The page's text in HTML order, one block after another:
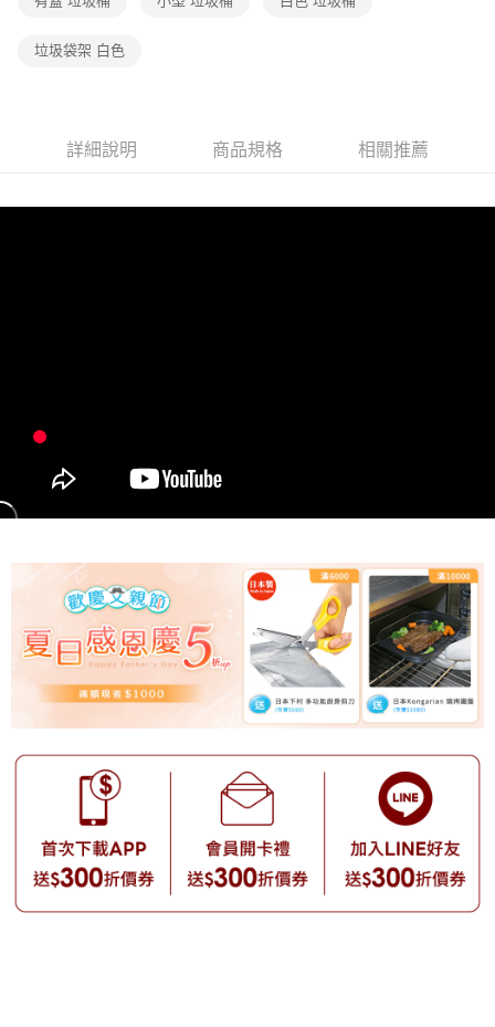
垃圾袋架 白色
詳細說明 商品規格 相關推薦